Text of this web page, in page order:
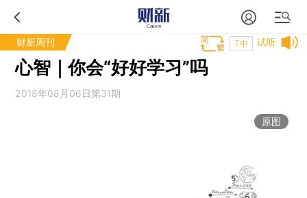
财新周刊 试听
T中
心智｜你会“好好学习”吗
2018年08月06日第31期
原图